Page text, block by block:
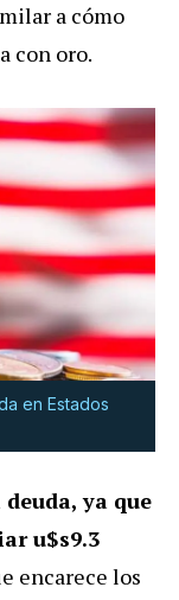
a cómo
con oro.
en Estados
ya que
u$s9.3
encarece los